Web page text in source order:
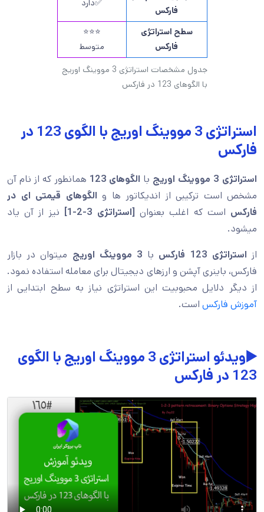
جدول مشخصات استراتژی 3 مووینگ اوریج
با الگوهای 123 در فارکس
فارکس
✅دارد
سطح استراتژی
فارکس
⭐⭐⭐
متوسط
استراتژی 3 مووینگ اوریج با الگوی 123 در
فارکس
استراتژی 3 مووینگ اوریج با الگوهای 123
همانطور که از نام آن
مشخص است ترکیبی از اندیکاتور ها و الگوهای قیمتی ای در
فارکس است که اغلب بعنوان [استراتژی 3-2-1]
نیز از آن یاد
میشود.
از استراتژی 123 فارکس با 3 مووینگ اوریج
میتوان در بازار
فارکس، باینری آپشن و ارزهای دیجیتال برای معامله استفاده نمود.
از دیگر دلایل محبوبیت این استراتژی نیاز به سطح ابتدایی از
آموزش فارکس است.
▶️ویدئو استراتژی 3 مووینگ اوریج با الگوی
123 در فارکس